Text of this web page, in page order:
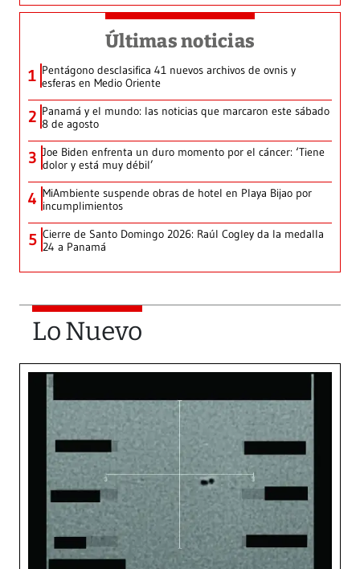
Últimas noticias
1 Pentágono desclasifica 41 nuevos archivos de ovnis y
esferas en Medio Oriente
2 Panamá y el mundo: las noticias que marcaron este sábado
8 de agosto
3 Joe Biden enfrenta un duro momento por el cáncer: ‘Tiene
dolor y está muy débil’
4 MiAmbiente suspende obras de hotel en Playa Bijao por
incumplimientos
5 Cierre de Santo Domingo 2026: Raúl Cogley da la medalla
24 a Panamá
Lo Nuevo